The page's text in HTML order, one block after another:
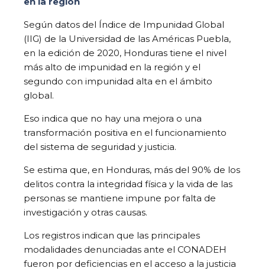
Según datos del Índice de Impunidad Global
(IIG) de la Universidad de las Américas Puebla,
en la edición de 2020, Honduras tiene el nivel
más alto de impunidad en la región y el
segundo con impunidad alta en el ámbito
global.
Eso indica que no hay una mejora o una
transformación positiva en el funcionamiento
del sistema de seguridad y justicia.
Se estima que, en Honduras, más del 90% de los
delitos contra la integridad física y la vida de las
personas se mantiene impune por falta de
investigación y otras causas.
Los registros indican que las principales
modalidades denunciadas ante el CONADEH
fueron por deficiencias en el acceso a la justicia